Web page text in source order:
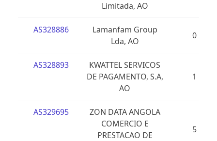
Limitada, AO
AS328886
Lamanfam Group
Lda, AO
0
AS328893
KWATTEL SERVICOS
DE PAGAMENTO, S.A,
AO
1
AS329695
ZON DATA ANGOLA
COMERCIO E
PRESTACAO DE
5